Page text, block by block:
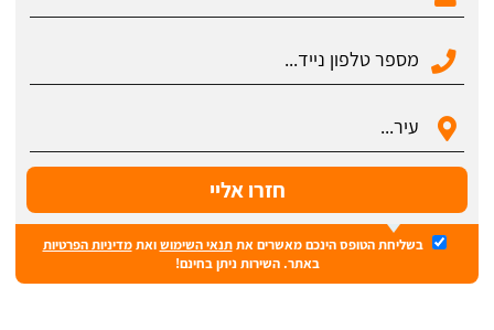
בשליחת הטופס הינכם מאשרים אתתנאי השימושואתמדיניות הפרטיות
באתר. השירות ניתן בחינם!